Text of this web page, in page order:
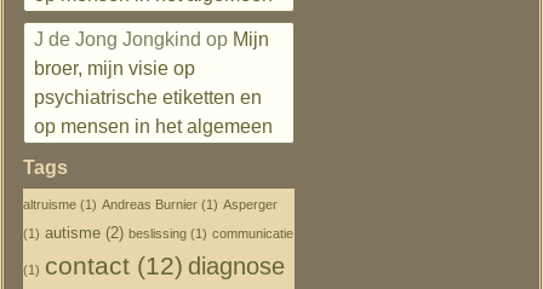
J de Jong Jongkind op Mijn
broer, mijn visie op
psychiatrische etiketten en
op mensen in het algemeen
Tags
altruisme (1) Andreas Burnier (1) Asperger
(1) autisme (2) beslissing (1) communicatie
(1) contact (12) diagnose